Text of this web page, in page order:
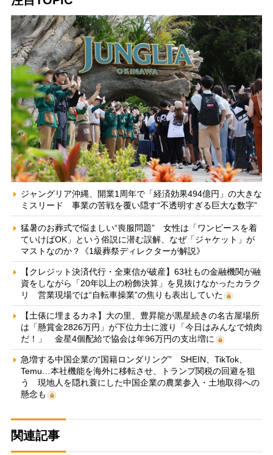
ジャングリア沖縄、開業1周年で「経済効果494億円」の大きな
ミスリード 事業の苦戦を覆い隠す“不透明すぎる巨大な数字”
猛暑のお葬式で悩ましい“喪服問題” 女性は「ワンピースを着
ていけばOK」という俗説に潜む誤解、なぜ「ジャケット」が
マストなのか？《1級葬祭ディレクターが解説》
【クレジット決済代行・全東信が破産】63社もの金融機関が融
資をしながら「20年以上の粉飾決算」を見抜けなかったカラク
リ 営業現場では“自転車操業”の焦りも表出していた
【土俵に埋まるカネ】大の里、豊昇龍が黒星続きの名古屋場所
は「懸賞金2826万円」が下位力士に渡り「今日はみんなで焼肉
だ！」 金星4個配給で協会は年96万円の支出増に
急増する中国企業の“国籍ロンダリング” SHEIN、TikTok、
Temu…本社機能を海外に移転させ、トランプ関税の回避を狙
う 現地人を隠れ蓑にした中国企業の農業参入・土地取得への
懸念も
関連記事